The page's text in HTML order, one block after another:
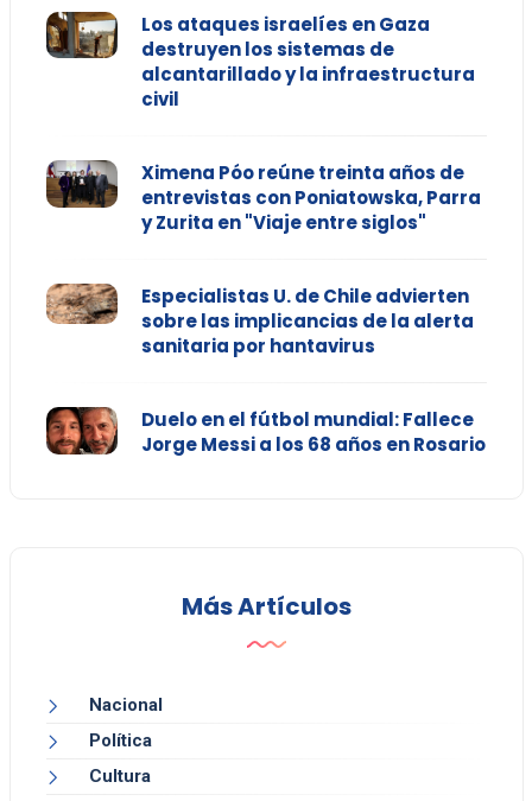
Los ataques israelíes en Gaza
destruyen los sistemas de
alcantarillado y la infraestructura
civil
Ximena Póo reúne treinta años de
entrevistas con Poniatowska, Parra
y Zurita en "Viaje entre siglos"
Especialistas U. de Chile advierten
sobre las implicancias de la alerta
sanitaria por hantavirus
Duelo en el fútbol mundial: Fallece
Jorge Messi a los 68 años en Rosario
Más Artículos
Nacional
Política
Cultura